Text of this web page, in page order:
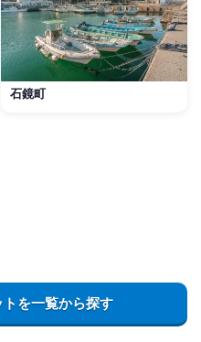
石鏡町
を一覧から探す